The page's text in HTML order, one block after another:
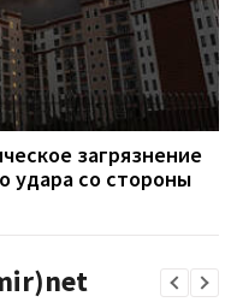
загрязнение
удара со стороны